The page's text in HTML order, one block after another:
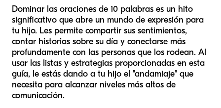
Dominar las oraciones de 10 palabras es un hito
significativo que abre un mundo de expresión para
tu hijo. Les permite compartir sus sentimientos,
contar historias sobre su día y conectarse más
profundamente con las personas que los rodean. Al
usar las listas y estrategias proporcionadas en esta
guía, le estás dando a tu hijo el "andamiaje" que
necesita para alcanzar niveles más altos de
comunicación.